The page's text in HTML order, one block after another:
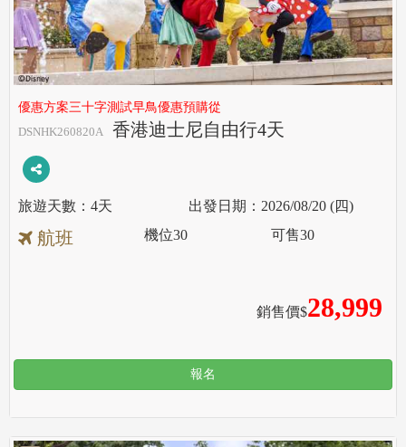
優惠方案三十字測試早鳥優惠預購從
DSNHK260820A
香港迪士尼自由行4天
4天 2026/08/20 (四)
航班
銷售價$28,999
機位30 可售30
報名